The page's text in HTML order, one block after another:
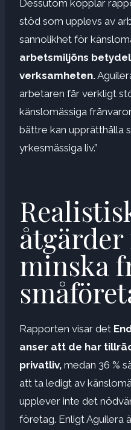
Dessutom kopplar
stöd som upplevs av
sannolikhet för
arbetsmiljöns
verksamheten.
arbetaren får verkligt
känslomässiga
bättre kan upprätthålla
yrkesmässiga liv.”
minska
Rapporten visar det
anser att de har
privatliv, medan 36 %
att ta ledigt av
upplever inte det
företag. Enligt Aguilera